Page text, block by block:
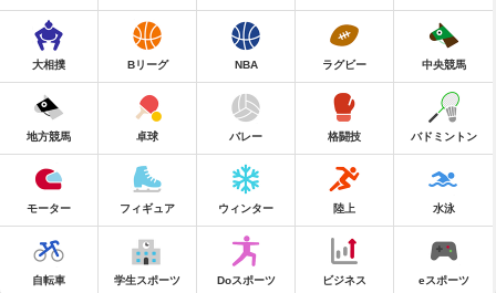
大相撲 Bリーグ NBA ラグビー 中央競馬
地方競馬 卓球 バレー 格闘技 バドミントン
モーター フィギュア ウィンター 陸上 水泳
自転車 学生スポーツ Doスポーツ ビジネス eスポーツ